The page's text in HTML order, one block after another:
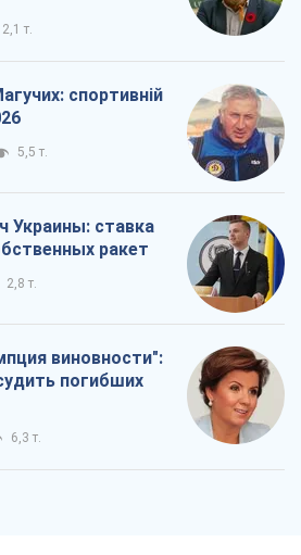
2,1 т.
спортивній
5,5 т.
Украины: ставка
ракет
2,8 т.
виновности":
погибших
6,3 т.